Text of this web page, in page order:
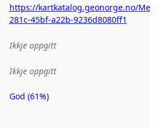
https://kartkatalog.geonorge.no/
281c-45bf-a22b-9236d8080ff1
Ikkje oppgitt
Ikkje oppgitt
Metadatakvalitet
God (61%)